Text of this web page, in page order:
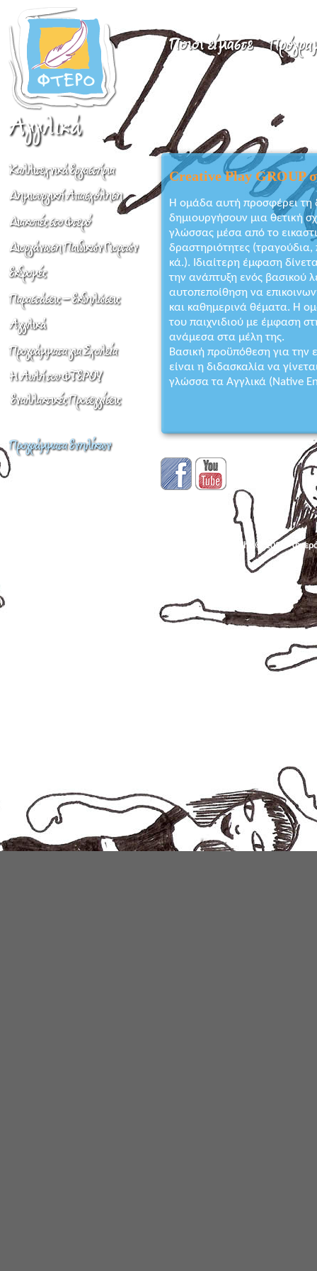
Creative Play GROUP
Η ομάδα αυτή προσφέρει τη
δημιουργήσουν μια θετική
γλώσσας μέσα από το
δραστηριότητες (τραγούδια,
κά.). Ιδιαίτερη έμφαση
την ανάπτυξη ενός βασικού
αυτοπεποίθηση να
και καθημερινά θέματα. Η
του παιχνιδιού με έμφαση
ανάμεσα στα μέλη της.
Βασική προϋπόθεση για
είναι η διδασκαλία να
γλώσσα τα Αγγλικά (Native
Copyright © 2026 -